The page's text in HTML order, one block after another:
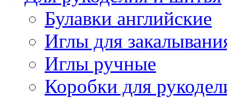
Булавки английские
Иглы для
Иглы ручные
Коробки для